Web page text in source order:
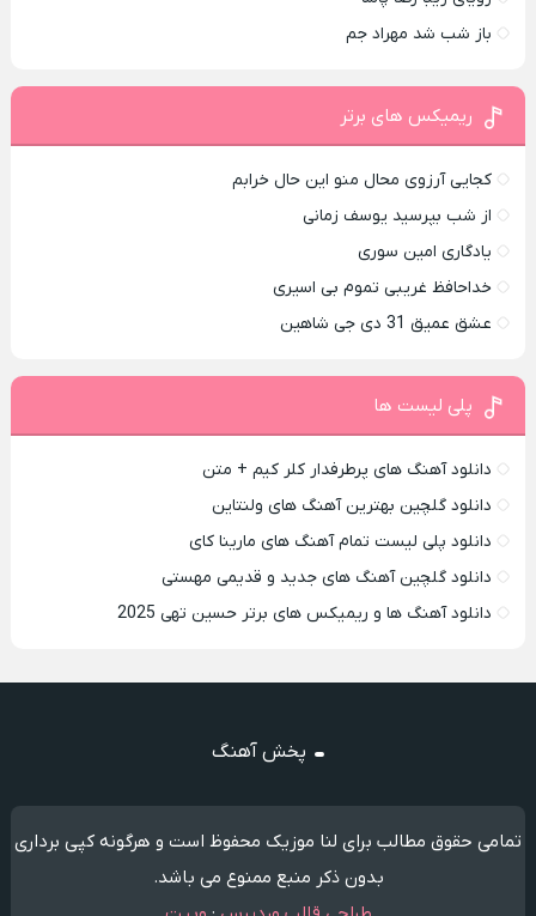
باز شب شد مهراد جم
ریمیکس های برتر
کجایی آرزوی محال منو این حال خرابم
از شب بپرسید یوسف زمانی
یادگاری امین سوری
خداحافظ غریبی تموم بی اسیری
عشق عمیق 31 دی جی شاهین
پلی لیست ها
دانلود آهنگ های پرطرفدار کلر کیم + متن
دانلود گلچین بهترین آهنگ های ولنتاین
دانلود پلی لیست تمام آهنگ های مارینا کای
دانلود گلچین آهنگ های جدید و قدیمی مهستی
دانلود آهنگ ها و ریمیکس های برتر حسین تهی 2025
پخش آهنگ
تمامی حقوق مطالب برای لنا موزیک محفوظ است و هرگونه کپی برداری
بدون ذکر منبع ممنوع می باشد.